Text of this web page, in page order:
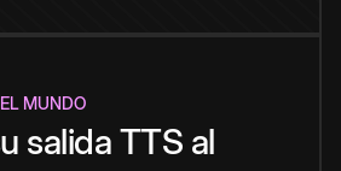
MUNDO
salida TTS al